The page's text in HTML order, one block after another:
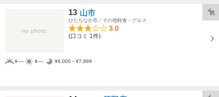
13 山市
ひたちなか市／その他軽食・グルメ
3.0
(口コミ 1件)
¥---- ¥---- ¥6,000～¥7,999